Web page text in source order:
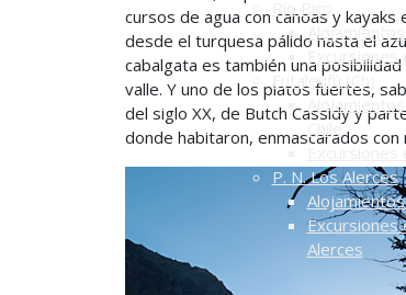
Excursiones
Futaleufú (Ch)
Chile
Excursiones
P. N. Los Alerces
Excursiones
Alerces
cursos de agua con canoas y
desde el turquesa pálido hasta el
cabalgata es también una
valle. Y uno de los platos fuertes,
del siglo XX, de Butch Cassidy y
donde habitaron, enmascarados